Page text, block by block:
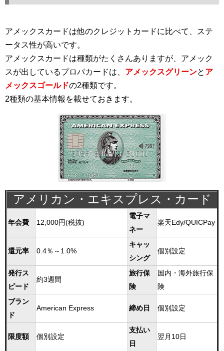
アメックスカードは他のクレジットカードに比べて、ステ
ータス性が高いです。
アメックスカードは種類がたくさんありますが、アメック
スが出しているプロパカードは、 アメックスグリーンと ア
メックスゴールドの2種類です。
2種類の基本情報を載せておきます。
アメリカン・エキスプレス・カード
年会費 12,000円(税抜)
電子マ
ネー
楽天Edy/QUICPay
還元率 0.4％～1.0%
キャッ
シング
個別設定
発行ス
ピード
約3週間
旅行保
険
国内・海外旅行保
険
ブラン
ド
American Express 締め日 個別設定
限度額 個別設定
支払い
日
翌月10日